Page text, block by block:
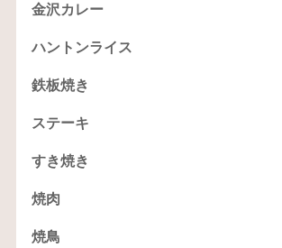
金沢カレー
ハントンライス
鉄板焼き
ステーキ
すき焼き
焼肉
焼鳥